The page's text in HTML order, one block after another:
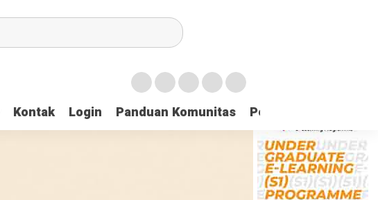
Kontak Login Panduan Komunitas Pedoman Media